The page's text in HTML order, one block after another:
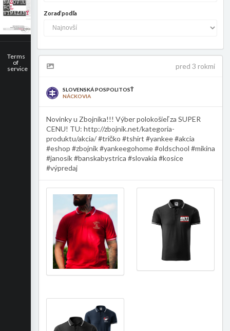
Terms
of
service
Zoraď podľa
pred 3 rokmi
SLOVENSKÁ POSPOLITOSŤ
NÁCKOVIA
Novinky u Zbojníka!!! Výber polokošieľ za SUPER
CENU! TU: http://zbojnik.net/kategoria-
produktu/akcia/ #tričko #tshirt #yankee #akcia
#eshop #zbojnik #yankeegohome #oldschool #mikina
#janosik #banskabystrica #slovakia #kosice
#výpredaj